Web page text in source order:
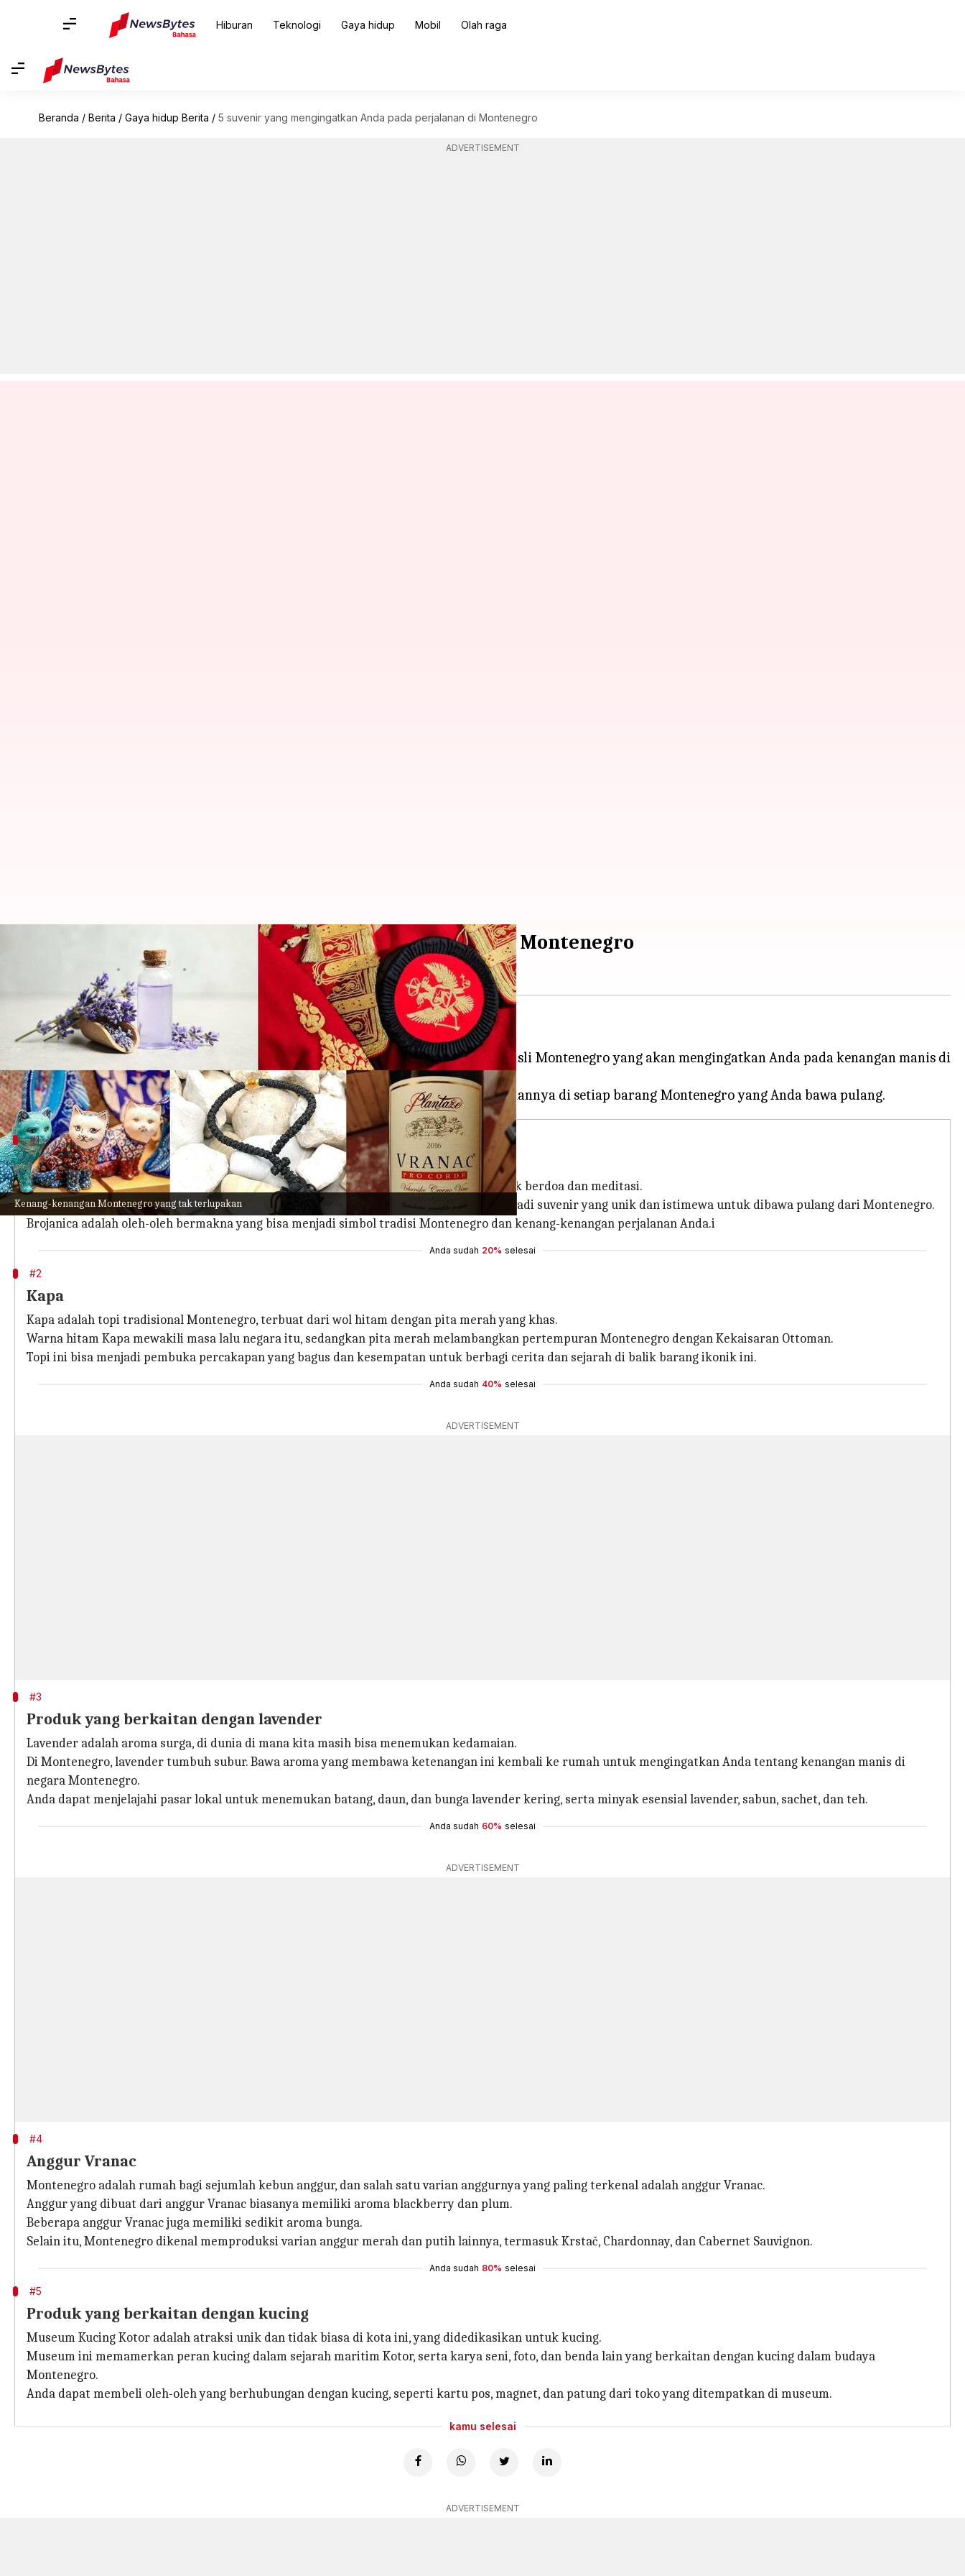
Hiburan Teknologi Gaya hidup Mobil Olah raga
Beranda / Berita / Gaya hidup Berita / 5 suvenir yang mengingatkan Anda pada perjalanan di Montenegro
ADVERTISEMENT
Kenang-kenangan Montenegro yang tak terlupakan
5 suvenir yang mengingatkan Anda pada perjalanan di Montenegro
Taufiq Al Jufri Mar 29, 2023
Apa ceritanya
Sedang berada di Montenegro? Bingung mau bawa pulang apa sebagai oleh-oleh?
Pencarian Anda berakhir di sini karena kami telah menyusun lima daftar suvenir asli Montenegro yang akan mengingatkan Anda pada kenangan manis di
negara yang indah ini.
#1
Brojanica
Brojanica adalah gelang simpul yang terbuat dari wol atau benang yang digunakan untuk berdoa dan meditasi.
Mau memakainya sebagai gelang atau memajangnya sebagai hiasan, brojanica bisa menjadi suvenir yang unik dan istimewa untuk dibawa pulang dari Montenegro.
Brojanica adalah oleh-oleh bermakna yang bisa menjadi simbol tradisi Montenegro dan kenang-kenangan perjalanan Anda.i
Anda sudah 20% selesai
#2
Kapa
Kapa adalah topi tradisional Montenegro, terbuat dari wol hitam dengan pita merah yang khas.
Warna hitam Kapa mewakili masa lalu negara itu, sedangkan pita merah melambangkan pertempuran Montenegro dengan Kekaisaran Ottoman.
Topi ini bisa menjadi pembuka percakapan yang bagus dan kesempatan untuk berbagi cerita dan sejarah di balik barang ikonik ini.
Anda sudah 40% selesai
ADVERTISEMENT
#3
Produk yang berkaitan dengan lavender
Lavender adalah aroma surga, di dunia di mana kita masih bisa menemukan kedamaian.
Di Montenegro, lavender tumbuh subur. Bawa aroma yang membawa ketenangan ini kembali ke rumah untuk mengingatkan Anda tentang kenangan manis di
negara Montenegro.
Anda dapat menjelajahi pasar lokal untuk menemukan batang, daun, dan bunga lavender kering, serta minyak esensial lavender, sabun, sachet, dan teh.
Anda sudah 60% selesai
ADVERTISEMENT
#4
Anggur Vranac
Montenegro adalah rumah bagi sejumlah kebun anggur, dan salah satu varian anggurnya yang paling terkenal adalah anggur Vranac.
Anggur yang dibuat dari anggur Vranac biasanya memiliki aroma blackberry dan plum.
Beberapa anggur Vranac juga memiliki sedikit aroma bunga.
Selain itu, Montenegro dikenal memproduksi varian anggur merah dan putih lainnya, termasuk Krstač, Chardonnay, dan Cabernet Sauvignon.
Anda sudah 80% selesai
#5
Produk yang berkaitan dengan kucing
Museum Kucing Kotor adalah atraksi unik dan tidak biasa di kota ini, yang didedikasikan untuk kucing.
Museum ini memamerkan peran kucing dalam sejarah maritim Kotor, serta karya seni, foto, dan benda lain yang berkaitan dengan kucing dalam budaya
Montenegro.
Anda dapat membeli oleh-oleh yang berhubungan dengan kucing, seperti kartu pos, magnet, dan patung dari toko yang ditempatkan di museum.
kamu selesai
ADVERTISEMENT